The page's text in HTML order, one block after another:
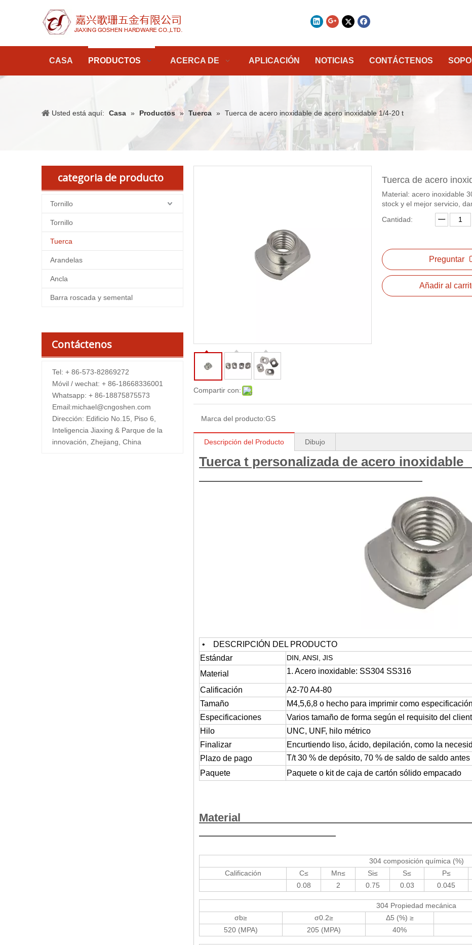
CASA PRODUCTOS ACERCA DE APLICACIÓN NOTICIAS CONTÁCTENOS
Usted está aquí: Casa » Productos » Tuerca » Tuerca de acero inoxidable de acero inoxidable 1/4-20 t
categoria de producto
Tornillo
Tornillo
Tuerca
Arandelas
Ancla
Barra roscada y semental
Contáctenos
Tel: + 86-573-82869272
Móvil / wechat: + 86-18668336001
Whatsapp: + 86-18875875573
Email:michael@cngoshen.com
Dirección: Edificio No.15, Piso 6,
Inteligencia Jiaxing & Parque de la
innovación, Zhejiang, China
Compartir con:
Tuerca de acero
Material: acero inoxidable
stock y el mejor servicio,
Cantidad:
Preguntar
Añadir al
Marca del producto:GS
Descripción del Producto Dibujo
Tuerca t personalizada de
• DESCRIPCIÓN DEL PRODUCTO
Estándar
DIN, ANSI, JIS
Material 1. Acero inoxidable: SS304 SS316
Calificación
A2-70 A4-80
Tamaño
M4,5,6,8 o hecho para imprimir como
Especificaciones
Varios tamaño de forma según el requisito del
Hilo
UNC, UNF, hilo métrico
Finalizar
Encurtiendo liso, ácido, depilación, como la
Plazo de pago
T/t 30 % de depósito, 70 % de saldo de saldo
Paquete
Paquete o kit de caja de cartón sólido empacado
304 composición química (%)
Calificación
C≤ Mn≤ Si≤ S≤ P≤
0.08
2 0.75 0.03 0.045
304 Propiedad mecánica
σb≥
σ0.2≥ Δ5 (%) ≥
520 (MPA)
205 (MPA) 40%